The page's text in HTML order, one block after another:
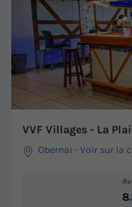
VVF Villages - La
Obernai -Voir sur la